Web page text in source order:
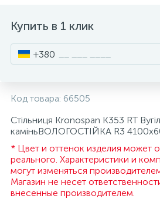
Купить в 1 клик
+380
Код товара: 66505
Стільниця Kronospan K353 RT
каміньВОЛОГОСТІЙКА R3
* Цвет и оттенок изделия может
реального. Характеристики и
могут изменяться
Магазин не несет
внесенные производителем.
ИНСТРУМЕНТ И РАСХОДНЫЕ
КУХОННАЯ ТЕХНИКА
Меблі
Фурнитура для кроватей